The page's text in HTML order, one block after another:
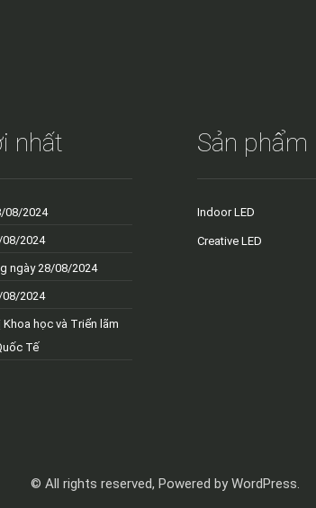
nhất
08/2024
2024
ngày 28/08/2024
2024
học và Triển lãm
Tế
Sản phẩm
Indoor LED
Creative LED
© All rights reserved, Powered by WordPress.